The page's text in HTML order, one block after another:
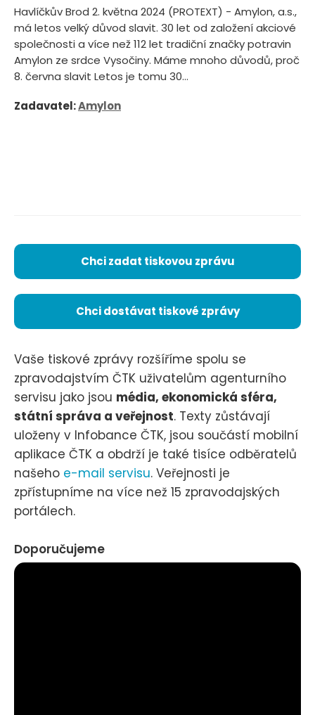
Havlíčkův Brod 2. května 2024 (PROTEXT) - Amylon, a.s.,
má letos velký důvod slavit. 30 let od založení akciové
společnosti a více než 112 let tradiční značky potravin
Amylon ze srdce Vysočiny. Máme mnoho důvodů, proč
8. června slavit Letos je tomu 30...
Zadavatel:Amylon
Chci zadat tiskovou zprávu
Chci dostávat tiskové zprávy
Vaše tiskové zprávy rozšíříme spolu se
zpravodajstvím ČTK uživatelům agenturního
servisu jako jsou média, ekonomická sféra,
státní správa a veřejnost. Texty zůstávají
uloženy v Infobance ČTK, jsou součástí mobilní
aplikace ČTK a obdrží je také tisíce odběratelů
našeho e-mail servisu. Veřejnosti je
zpřístupníme na více než 15 zpravodajských
portálech.
Doporučujeme